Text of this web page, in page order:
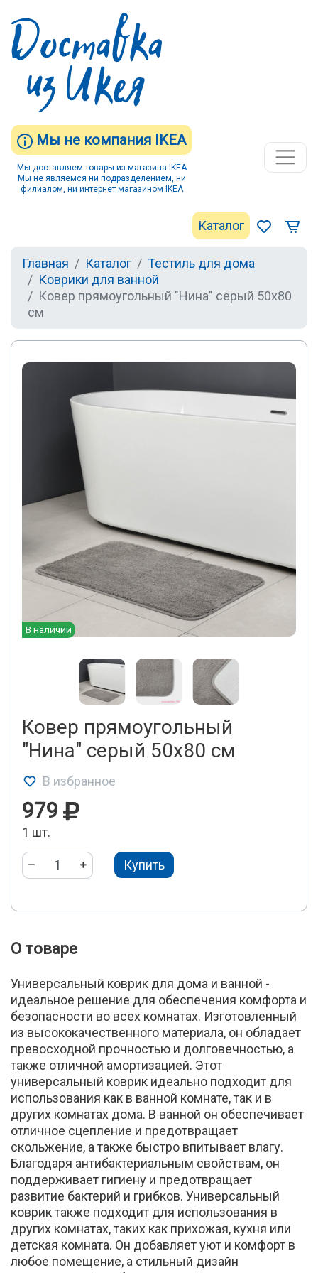
Мы не компания IKEA
Мы доставляем товары из магазина IKEA
Мы не являемся ни подразделением, ни
филиалом, ни интернет магазином IKEA
Каталог
Главная Каталог
Тестиль для дома
Коврики для ванной
Ковер прямоугольный "Нина" серый 50х80
см
В наличии
Ковер прямоугольный
"Нина" серый 50х80 см
В избранное
979
1 шт.
Купить
О товаре
Универсальный коврик для дома и ванной -
идеальное решение для обеспечения комфорта и
безопасности во всех комнатах. Изготовленный
из высококачественного материала, он обладает
превосходной прочностью и долговечностью, а
также отличной амортизацией. Этот
универсальный коврик идеально подходит для
использования как в ванной комнате, так и в
других комнатах дома. В ванной он обеспечивает
отличное сцепление и предотвращает
скольжение, а также быстро впитывает влагу.
Благодаря антибактериальным свойствам, он
поддерживает гигиену и предотвращает
развитие бактерий и грибков. Универсальный
коврик также подходит для использования в
других комнатах, таких как прихожая, кухня или
детская комната. Он добавляет уют и комфорт в
любое помещение, а стильный дизайн